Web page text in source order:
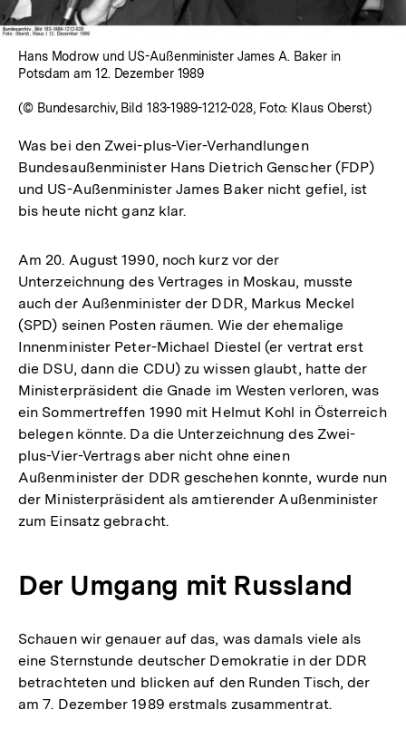
Hans Modrow und US-Außenminister James A. Baker in
Potsdam am 12. Dezember 1989
(© Bundesarchiv, Bild 183-1989-1212-028, Foto: Klaus Oberst)
Was bei den Zwei-plus-Vier-Verhandlungen
Bundesaußenminister Hans Dietrich Genscher (FDP)
und US-Außenminister James Baker nicht gefiel, ist
bis heute nicht ganz klar.
Am 20. August 1990, noch kurz vor der
Unterzeichnung des Vertrages in Moskau, musste
auch der Außenminister der DDR, Markus Meckel
(SPD) seinen Posten räumen. Wie der ehemalige
Innenminister Peter-Michael Diestel (er vertrat erst
die DSU, dann die CDU) zu wissen glaubt, hatte der
Ministerpräsident die Gnade im Westen verloren, was
ein Sommertreffen 1990 mit Helmut Kohl in Österreich
belegen könnte. Da die Unterzeichnung des Zwei-
plus-Vier-Vertrags aber nicht ohne einen
Außenminister der DDR geschehen konnte, wurde nun
der Ministerpräsident als amtierender Außenminister
zum Einsatz gebracht.
Der Umgang mit Russland
Schauen wir genauer auf das, was damals viele als
eine Sternstunde deutscher Demokratie in der DDR
betrachteten und blicken auf den Runden Tisch, der
am 7. Dezember 1989 erstmals zusammentrat.